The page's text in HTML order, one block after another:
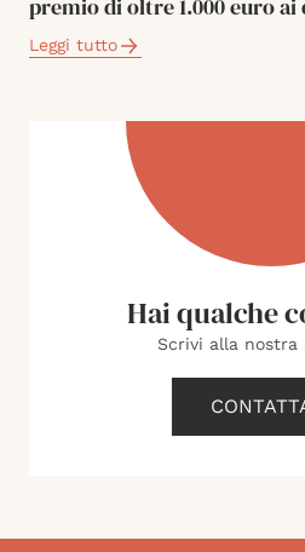
premio di oltre 1.000 euro
Leggi tutto
Hai qualche
Scrivi alla nostra